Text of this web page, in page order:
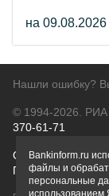
на 09.08.2026
Нашли ошибку?
© 1994-2026. РИА
370-61-71
О проекте
Правовая
Bankinform.ru
файлы и
персональные
использованием